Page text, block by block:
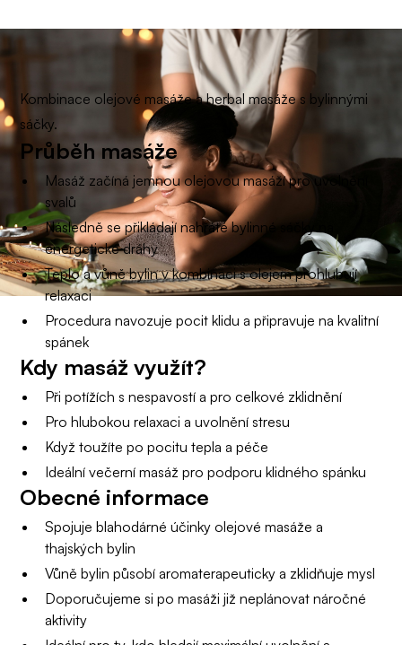
Kombinace olejové masáže a herbal masáže s bylinnými
sáčky.
Průběh masáže
Masáž začíná jemnou olejovou masáží pro uvolnění
svalů
Následně se přikládají nahřáté bylinné sáčky na
energetické dráhy
Teplo a vůně bylin v kombinaci s olejem prohlubují
relaxaci
Procedura navozuje pocit klidu a připravuje na kvalitní
spánek
Kdy masáž využít?
Při potížích s nespavostí a pro celkové zklidnění
Pro hlubokou relaxaci a uvolnění stresu
Když toužíte po pocitu tepla a péče
Ideální večerní masáž pro podporu klidného spánku
Obecné informace
Spojuje blahodárné účinky olejové masáže a
thajských bylin
Vůně bylin působí aromaterapeuticky a zklidňuje mysl
Doporučujeme si po masáži již neplánovat náročné
aktivity